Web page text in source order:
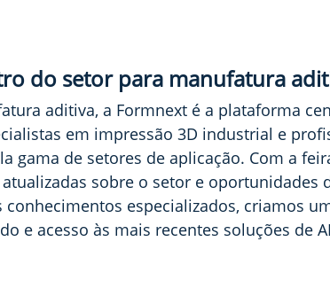
do setor para manufatura
aditiva, a Formnext é a plataforma
em impressão 3D industrial e
gama de setores de aplicação. Com a
sobre o setor e oportunidades
especializados, criamos
e acesso às mais recentes soluções de